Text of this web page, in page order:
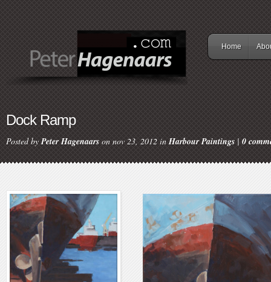
Home
Dock Ramp
Posted byPeter Hagenaarson nov 23, 2012 inHarbour Paintings| 0